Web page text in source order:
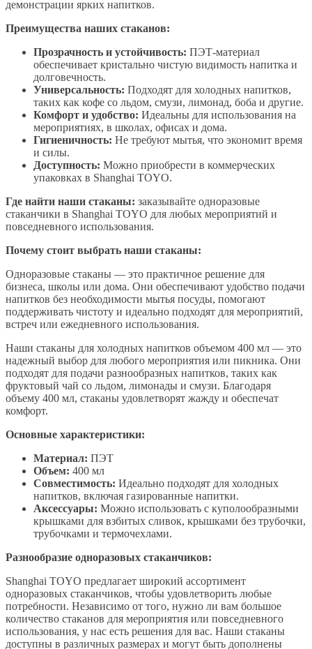
демонстрации ярких напитков.
Преимущества наших стаканов:
Прозрачность и устойчивость: ПЭТ-материал
обеспечивает кристально чистую видимость напитка и
долговечность.
Универсальность: Подходят для холодных напитков,
таких как кофе со льдом, смузи, лимонад, боба и другие.
Комфорт и удобство: Идеальны для использования на
мероприятиях, в школах, офисах и дома.
Гигиеничность: Не требуют мытья, что экономит время
и силы.
Доступность: Можно приобрести в коммерческих
упаковках в Shanghai TOYO.
Где найти наши стаканы: заказывайте одноразовые
стаканчики в Shanghai TOYO для любых мероприятий и
повседневного использования.
Почему стоит выбрать наши стаканы:
Одноразовые стаканы — это практичное решение для
бизнеса, школы или дома. Они обеспечивают удобство подачи
напитков без необходимости мытья посуды, помогают
поддерживать чистоту и идеально подходят для мероприятий,
встреч или ежедневного использования.
Наши стаканы для холодных напитков объемом 400 мл — это
надежный выбор для любого мероприятия или пикника. Они
подходят для подачи разнообразных напитков, таких как
фруктовый чай со льдом, лимонады и смузи. Благодаря
объему 400 мл, стаканы удовлетворят жажду и обеспечат
комфорт.
Основные характеристики:
Материал: ПЭТ
Объем: 400 мл
Совместимость: Идеально подходят для холодных
напитков, включая газированные напитки.
Аксессуары: Можно использовать с куполообразными
крышками для взбитых сливок, крышками без трубочки,
трубочками и термочехлами.
Разнообразие одноразовых стаканчиков:
Shanghai TOYO предлагает широкий ассортимент
одноразовых стаканчиков, чтобы удовлетворить любые
потребности. Независимо от того, нужно ли вам большое
количество стаканов для мероприятия или повседневного
использования, у нас есть решения для вас. Наши стаканы
доступны в различных размерах и могут быть дополнены